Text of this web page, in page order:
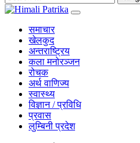
समाचार
खेलकुद
अन्तराष्ट्रिय
कला मनोरञ्जन
रोचक
अर्थ वाणिज्य
स्वास्थ्य
विज्ञान / प्रविधि
प्रवास
लुम्बिनी प्रदेश